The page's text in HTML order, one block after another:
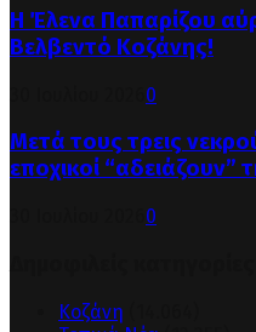
Η Έλενα Παπαρίζου
Βελβεντό Κοζάνης!
0
Μετά τους τρεις
εποχικοί “αδειάζουν”
0
Κοζάνη